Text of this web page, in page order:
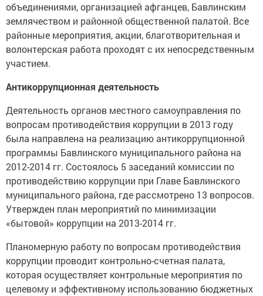
объединениями, организацией афганцев, Бавлинским
землячеством и районной общественной палатой. Все
районные мероприятия, акции, благотворительная и
волонтерская работа проходят с их непосредственным
участием.
Антикоррупционная деятельность
Деятельность органов местного самоуправления по
вопросам противодействия коррупции в 2013 году
была направлена на реализацию антикоррупционной
программы Бавлинского муниципального района на
2012-2014 гг. Состоялось 5 заседаний комиссии по
противодействию коррупции при Главе Бавлинского
муниципального района, где рассмотрено 13 вопросов.
Утвержден план мероприятий по минимизации
«бытовой» коррупции на 2013-2014 гг.
Планомерную работу по вопросам противодействия
коррупции проводит контрольно-счетная палата,
которая осуществляет контрольные мероприятия по
целевому и эффективному использованию бюджетных